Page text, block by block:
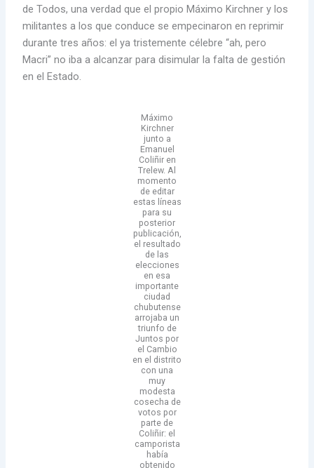
de Todos, una verdad que el propio Máximo Kirchner y los
militantes a los que conduce se empecinaron en reprimir
durante tres años: el ya tristemente célebre “ah, pero
Macri” no iba a alcanzar para disimular la falta de gestión
en el Estado.
Máximo
Kirchner
junto a
Emanuel
Coliñir en
Trelew. Al
momento
de editar
estas líneas
para su
posterior
publicación,
el resultado
de las
elecciones
en esa
importante
ciudad
chubutense
arrojaba un
triunfo de
Juntos por
el Cambio
en el distrito
con una
muy
modesta
cosecha de
votos por
parte de
Coliñir: el
camporista
había
obtenido